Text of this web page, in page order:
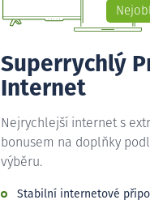
Superrychlý
Internet
Nejrychlejší internet s
bonusem na doplňky
výběru.
Stabilní internetové